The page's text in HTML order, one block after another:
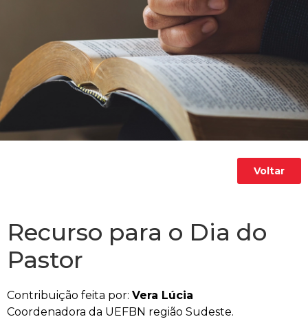
Voltar
Recurso para o Dia do
Pastor
Contribuição feita por: Vera Lúcia
Coordenadora da UEFBN região Sudeste.